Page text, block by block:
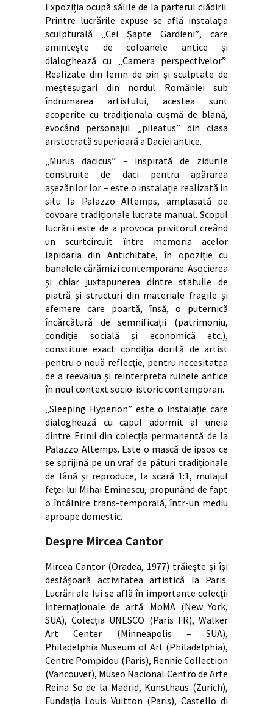
Expoziția ocupă sălile de la parterul clădirii.
Printre lucrările expuse se află instalația
sculpturală „Cei Șapte Gardieniˮ, care
amintește de coloanele antice și
dialoghează cu „Camera perspectivelorˮ.
Realizate din lemn de pin și sculptate de
meșteșugari din nordul României sub
îndrumarea artistului, acestea sunt
acoperite cu tradiționala cușmă de blană,
evocând personajul „pileatusˮ din clasa
aristocrată superioară a Daciei antice.
„Murus dacicusˮ – inspirată de zidurile
construite de daci pentru apărarea
așezărilor lor – este o instalație realizată in
situ la Palazzo Altemps, amplasată pe
covoare tradiționale lucrate manual. Scopul
lucrării este de a provoca privitorul creând
un scurtcircuit între memoria acelor
lapidaria din Antichitate, în opoziție cu
banalele cărămizi contemporane. Asocierea
și chiar juxtapunerea dintre statuile de
piatră și structuri din materiale fragile și
efemere care poartă, însă, o puternică
încărcătură de semnificații (patrimoniu,
condiție socială și economică etc.),
constituie exact condiția dorită de artist
pentru o nouă reflecție, pentru necesitatea
de a reevalua și reinterpreta ruinele antice
în noul context socio-istoric contemporan.
„Sleeping Hyperion” este o instalație care
dialoghează cu capul adormit al uneia
dintre Erinii din colecția permanentă de la
Palazzo Altemps. Este o mască de ipsos ce
se sprijină pe un vraf de pături tradiționale
de lână și reproduce, la scară 1:1, mulajul
feței lui Mihai Eminescu, propunând de fapt
o întâlnire trans-temporală, într-un mediu
aproape domestic.
Despre Mircea Cantor
Mircea Cantor (Oradea, 1977) trăiește și își
desfășoară activitatea artistică la Paris.
Lucrări ale lui se află în importante colecții
internaționale de artă: MoMA (New York,
SUA), Colecția UNESCO (Paris FR), Walker
Art Center (Minneapolis – SUA),
Philadelphia Museum of Art (Philadelphia),
Centre Pompidou (Paris), Rennie Collection
(Vancouver), Museo Nacional Centro de Arte
Reina So de la Madrid, Kunsthaus (Zurich),
Fundația Louis Vuitton (Paris), Castello di